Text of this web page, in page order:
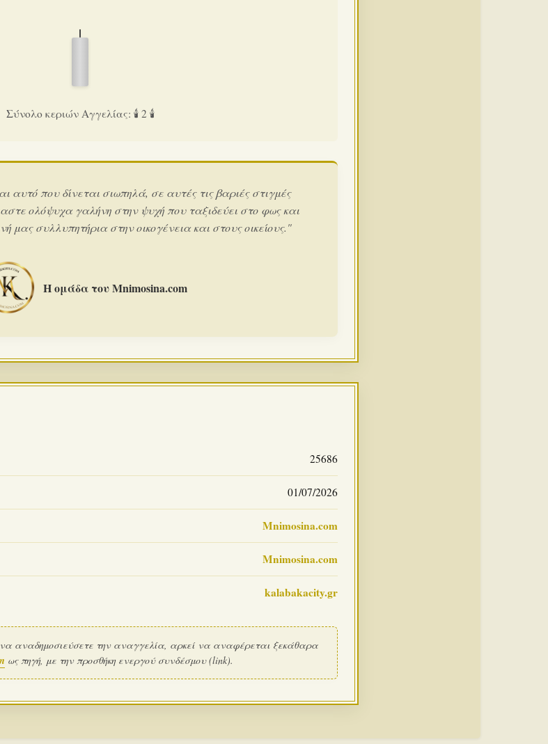
Σύνολο κεριών Αγγελίας: 🕯️ 2 🕯️
αυτό που δίνεται σιωπηλά, σε αυτές τις βαριές στιγμές
ολόψυχα γαλήνη στην ψυχή που ταξιδεύει στο φως και
μας συλλυπητήρια στην οικογένεια και στους οικείους."
Η ομάδα του Mnimosina.com
25686
01/07/2026
Mnimosina.com
Mnimosina.com
kalabakacity.gr
αναδημοσιεύσετε την αναγγελία, αρκεί να αναφέρεται ξεκάθαρα
ως πηγή, με την προσθήκη ενεργού συνδέσμου (link).